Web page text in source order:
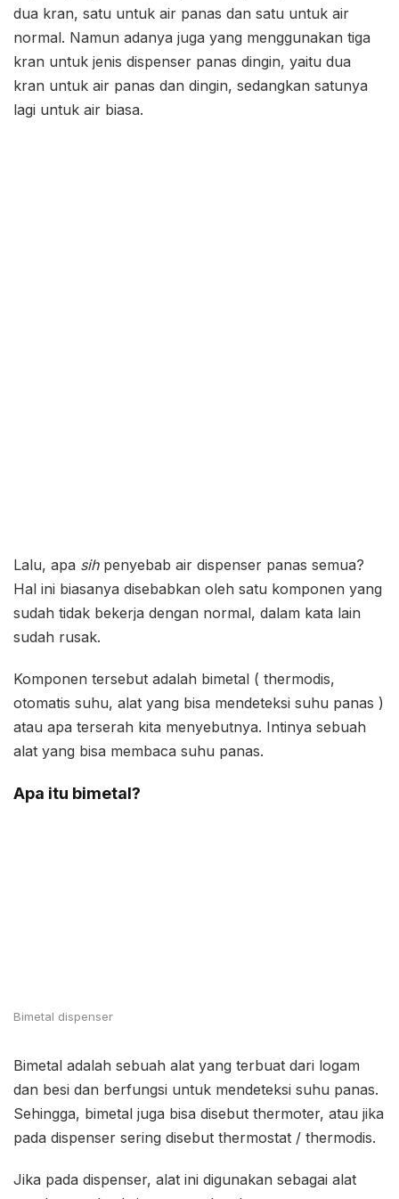
dua kran, satu untuk air panas dan satu untuk air
normal. Namun adanya juga yang menggunakan tiga
kran untuk jenis dispenser panas dingin, yaitu dua
kran untuk air panas dan dingin, sedangkan satunya
lagi untuk air biasa.
Lalu, apa sihpenyebab air dispenser panas semua?
Hal ini biasanya disebabkan oleh satu komponen yang
sudah tidak bekerja dengan normal, dalam kata lain
sudah rusak.
Komponen tersebut adalah bimetal ( thermodis,
otomatis suhu, alat yang bisa mendeteksi suhu panas )
atau apa terserah kita menyebutnya. Intinya sebuah
alat yang bisa membaca suhu panas.
Apa itu bimetal?
Bimetal dispenser
Bimetal adalah sebuah alat yang terbuat dari logam
dan besi dan berfungsi untuk mendeteksi suhu panas.
Sehingga, bimetal juga bisa disebut thermoter, atau jika
pada dispenser sering disebut thermostat / thermodis.
Jika pada dispenser, alat ini digunakan sebagai alat